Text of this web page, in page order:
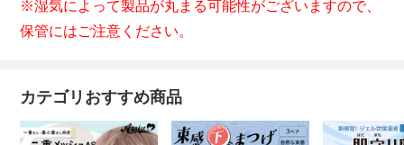
※湿気によって製品が丸まる可能性がございますので、
保管にはご注意ください。
カテゴリおすすめ商品